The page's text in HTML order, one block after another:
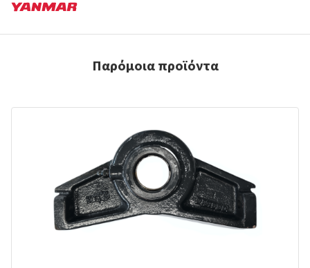
Παρόμοια προϊόντα